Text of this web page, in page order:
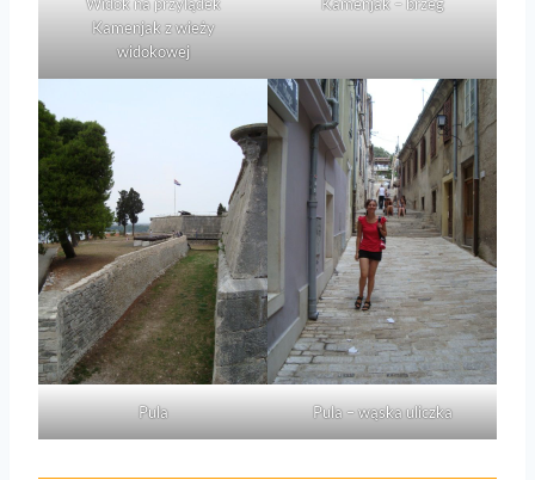
Kamenjak z wieży
widokowej
Pula Pula – wąska uliczka